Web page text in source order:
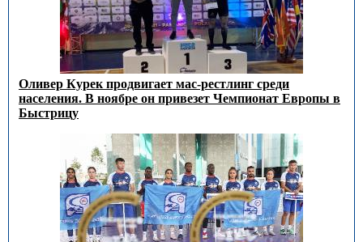
Оливер Курек продвигает мас-рестлинг среди
населения. В ноябре он привезет Чемпионат Европы в
Быстрицу